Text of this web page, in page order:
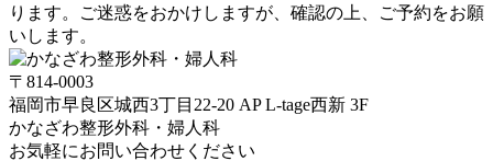
ります。ご迷惑をおかけしますが、確認の上、ご予約をお願
いします。
〒814-0003
福岡市早良区城西3丁目22-20 AP L-tage西新 3F
かなざわ整形外科・婦人科
お気軽にお問い合わせください